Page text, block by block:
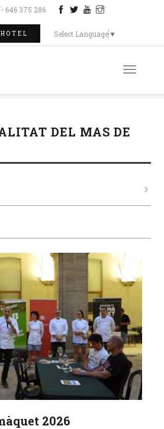
646 375 286
Select Language▼
Toggle
DEL MAS DE
2026